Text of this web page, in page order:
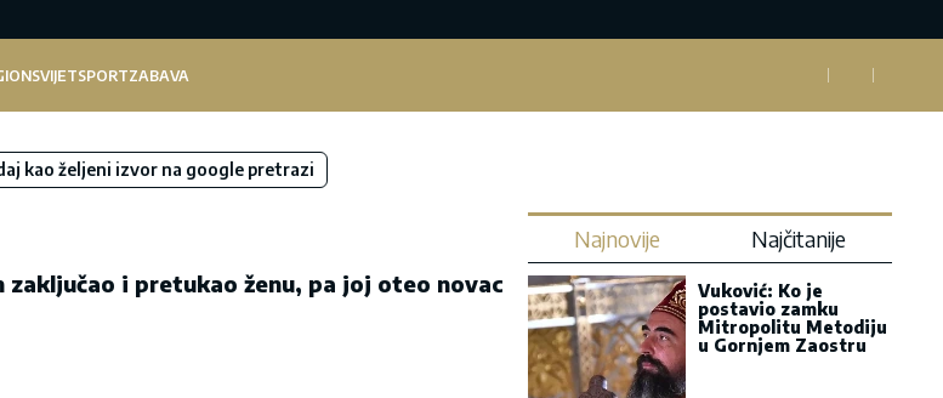
SVIJETSPORTZABAVA
kao željeni izvor na google pretrazi
zaključao i pretukao ženu, pa joj oteo novac
Najnovije Najčitanije
Vuković: Ko je
postavio zamku
Mitropolitu Metodiju
u Gornjem Zaostru